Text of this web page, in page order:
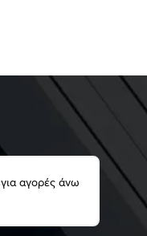
για αγορές άνω